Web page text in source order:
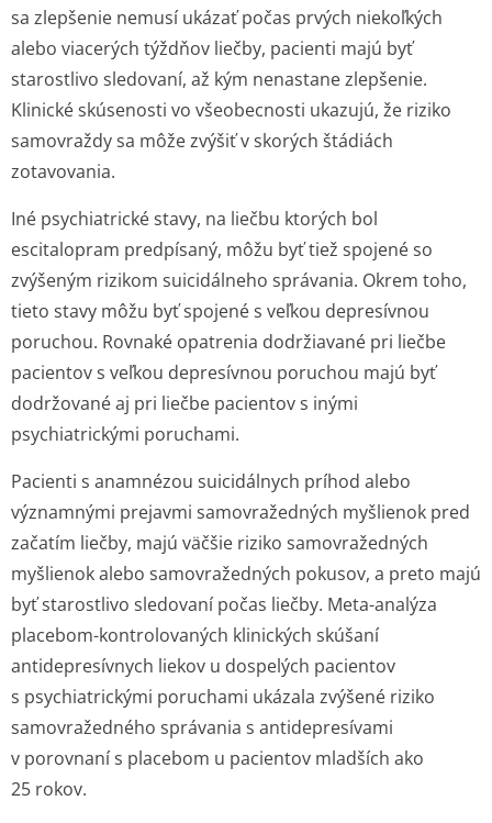
sa zlepšenie nemusí ukázať počas prvých niekoľkých
alebo viacerých týždňov liečby, pacienti majú byť
starostlivo sledovaní, až kým nenastane zlepšenie.
Klinické skúsenosti vo všeobecnosti ukazujú, že riziko
samovraždy sa môže zvýšiť v skorých štádiách
zotavovania.
Iné psychiatrické stavy, na liečbu ktorých bol
escitalopram predpísaný, môžu byť tiež spojené so
zvýšeným rizikom suicidálneho správania. Okrem toho,
tieto stavy môžu byť spojené s veľkou depresívnou
poruchou. Rovnaké opatrenia dodržiavané pri liečbe
pacientov s veľkou depresívnou poruchou majú byť
dodržované aj pri liečbe pacientov s inými
psychiatrickými poruchami.
Pacienti s anamnézou suicidálnych príhod alebo
významnými prejavmi samovražedných myšlienok pred
začatím liečby, majú väčšie riziko samovražedných
myšlienok alebo samovražedných pokusov, a preto majú
byť starostlivo sledovaní počas liečby. Meta-analýza
placebom-kontrolovaných klinických skúšaní
antidepresívnych liekov u dospelých pacientov
s psychiatrickými poruchami ukázala zvýšené riziko
samovražedného správania s antidepresívami
v porovnaní s placebom u pacientov mladších ako
25 rokov.